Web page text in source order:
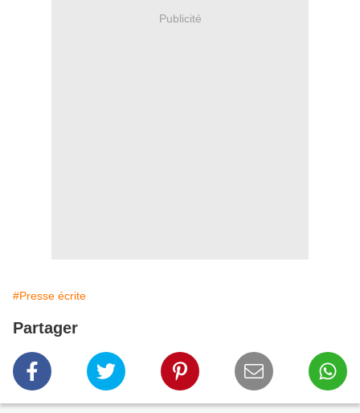
Publicité
#Presse écrite
Partager